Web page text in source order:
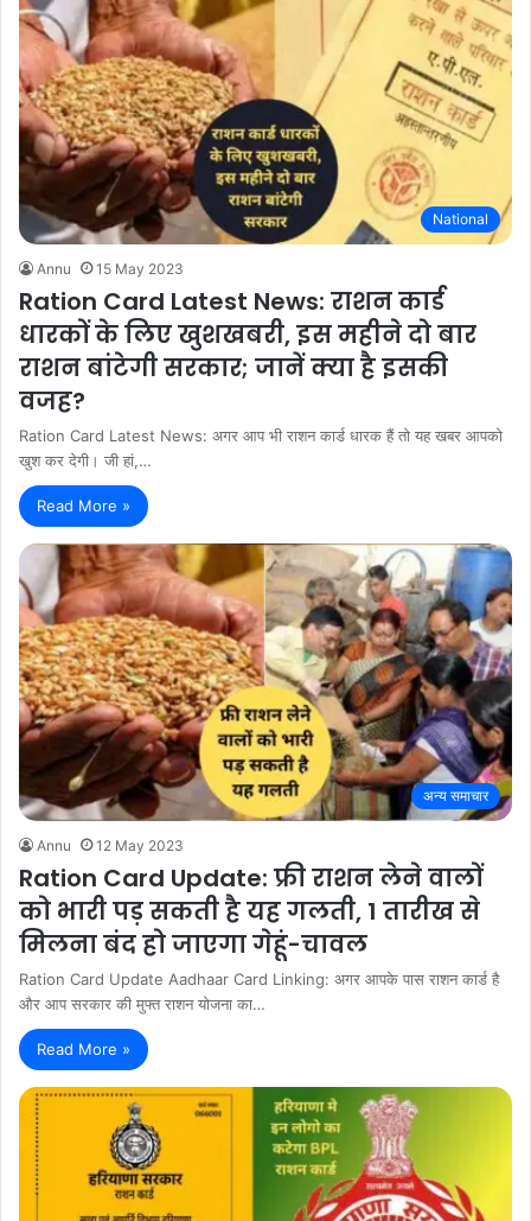
National
Annu 15 May 2023
Ration Card Latest News: राशन कार्ड
धारकों के लिए खुशखबरी, इस महीने दो बार
राशन बांटेगी सरकार; जानें क्या है इसकी
वजह?
Ration Card Latest News: अगर आप भी राशन कार्ड धारक हैं तो यह खबर आपको
खुश कर देगी। जी हां,…
Read More »
अन्य समाचार
Annu 12 May 2023
Ration Card Update: फ्री राशन लेने वालों
को भारी पड़ सकती है यह गलती, 1 तारीख से
म‍िलना बंद हो जाएगा गेहूं-चावल
Ration Card Update Aadhaar Card Linking: अगर आपके पास राशन कार्ड है
और आप सरकार की मुफ्त राशन योजना का…
Read More »